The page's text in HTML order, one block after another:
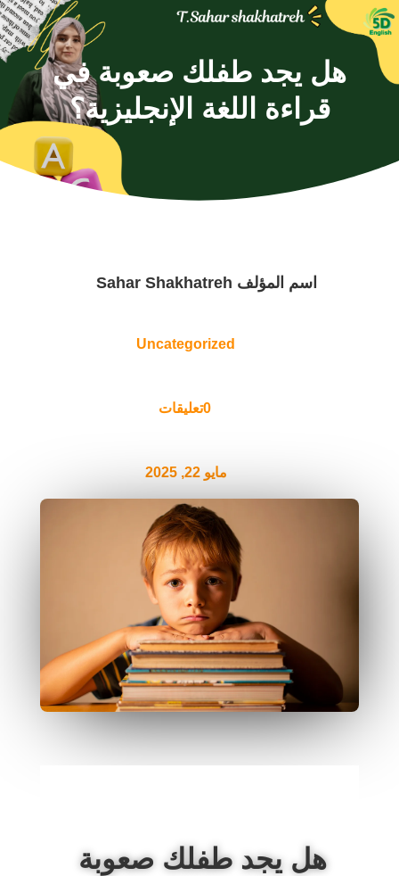
هل يجد طفلك صعوبة في
قراءة اللغة الإنجليزية؟
اسم المؤلف Sahar Shakhatreh
Uncategorized
0تعليقات
مايو 22, 2025
هل يجد طفلك صعوبة